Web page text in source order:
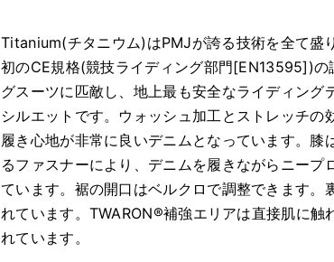
Titanium(チタニウム)はPMJが誇る技術を全て盛
初のCE規格(競技ライディング部門[EN13595])
グスーツに匹敵し、地上最も安全なライディン
シルエットです。ウォッシュ加工とストレッチの
履き心地が非常に良いデニムとなっています。
るファスナーにより、デニムを履きながらニー
ています。裾の開口はベルクロで調整できます。
れています。TWARON®補強エリアは直接肌に
れています。